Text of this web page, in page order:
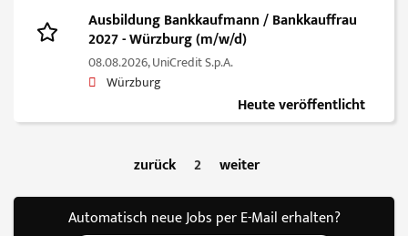
Ausbildung Bankkaufmann / Bankkauffrau
2027 - Würzburg (m/w/d)
08.08.2026,UniCredit S.p.A.
Würzburg
Heute veröffentlicht
zurück 2 weiter
Automatisch neue Jobs per E-Mail erhalten?